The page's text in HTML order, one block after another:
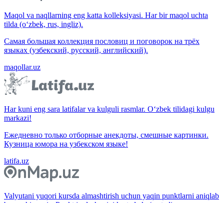
Maqol va naqllarning eng katta kolleksiyasi. Har bir maqol uchta
tilda (o‘zbek, rus, ingliz).
Самая большая коллекция пословиц и поговорок на трёх
языках (узбекский, русский, английский).
maqollar.uz
Har kuni eng sara latifalar va kulguli rasmlar. O‘zbek tilidagi kulgu
markazi!
Ежедневно только отборные анекдоты, смешные картинки.
Кузница юмора на узбекском языке!
latifa.uz
Valyutani yuqori kursda almashtirish uchun yaqin punktlarni aniqlab